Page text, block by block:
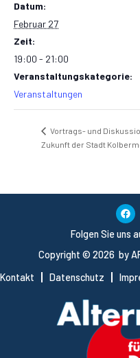
Datum:
Februar 27
Zeit:
19:00 - 21:00
Veranstaltungskategorie:
Veranstaltungen
Vortrags- und
Zukunft der Stadt
Copyright © 2026 by
Kontakt
Datenschutz
Folgen Sie uns